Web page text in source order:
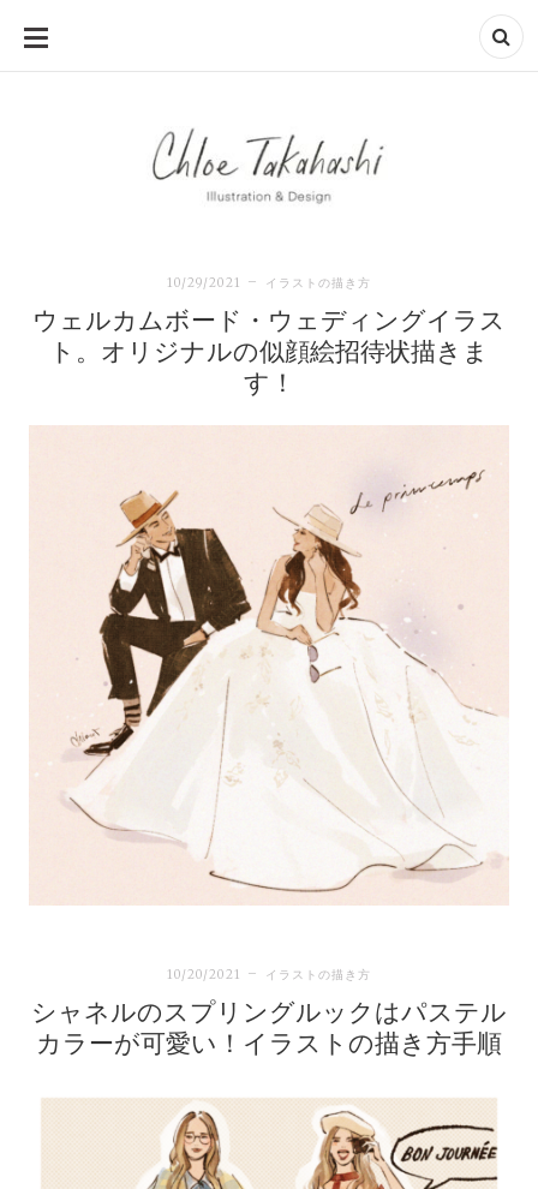
SKIP
CONTENT
10/29/2021 イラストの描き方
ウェルカムボード・ウェディングイラス
ト。オリジナルの似顔絵招待状描きま
す！
10/20/2021 イラストの描き方
シャネルのスプリングルックはパステル
カラーが可愛い！イラストの描き方手順